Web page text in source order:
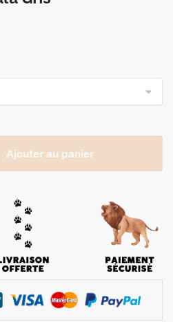
Ajouter au panier